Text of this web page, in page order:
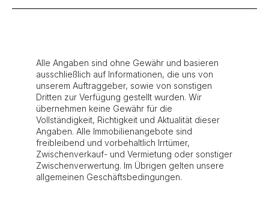
Alle Angaben sind ohne Gewähr und basieren
ausschließlich auf Informationen, die uns von
unserem Auftraggeber, sowie von sonstigen
Dritten zur Verfügung gestellt wurden. Wir
übernehmen keine Gewähr für die
Vollständigkeit, Richtigkeit und Aktualität dieser
Angaben. Alle Immobilienangebote sind
freibleibend und vorbehaltlich Irrtümer,
Zwischenverkauf- und Vermietung oder sonstiger
Zwischenverwertung. Im Übrigen gelten unsere
allgemeinen Geschäftsbedingungen.